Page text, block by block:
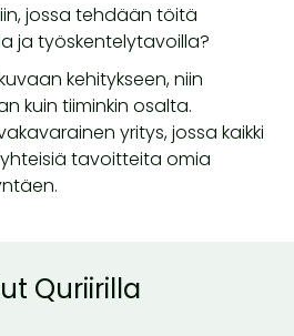
jossa tehdään töitä
ja työskentelytavoilla?
kehitykseen, niin
kuin tiiminkin osalta.
yritys, jossa kaikki
tavoitteita omia
Quriirilla